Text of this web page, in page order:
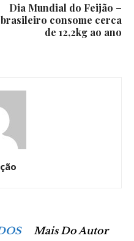
Dia Mundial do Feijão –
brasileiro consome cerca
de 12,2kg ao ano
Mais Do Autor